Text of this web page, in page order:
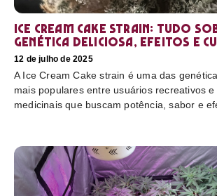
Ice Cream Cake Strain: tudo
genética deliciosa, efeitos e
12 de julho de 2025
A Ice Cream Cake strain é uma das
mais populares entre usuários recreativos e
medicinais que buscam potência, sabor e